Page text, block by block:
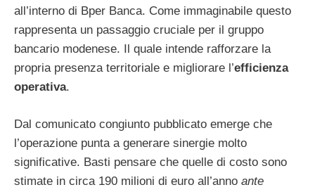
all’interno di Bper Banca. Come immaginabile questo
rappresenta un passaggio cruciale per il gruppo
bancario modenese. Il quale intende rafforzare la
propria presenza territoriale e migliorare l’efficienza
operativa.
Dal comunicato congiunto pubblicato emerge che
l’operazione punta a generare sinergie molto
significative. Basti pensare che quelle di costo sono
stimate in circa 190 milioni di euro all’anno ante